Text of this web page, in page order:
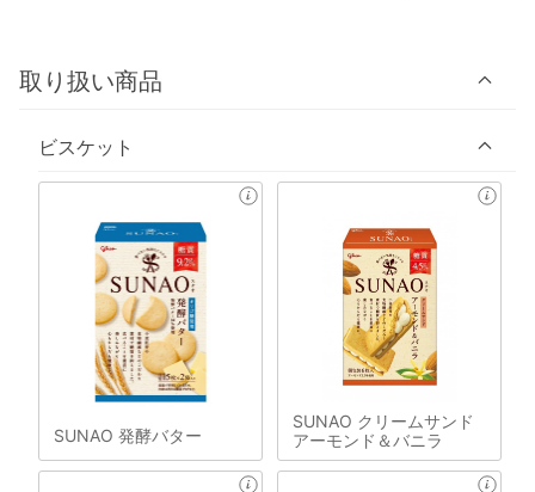
取り扱い商品
ビスケット
SUNAO 発酵バター
SUNAO クリームサンド
アーモンド＆バニラ